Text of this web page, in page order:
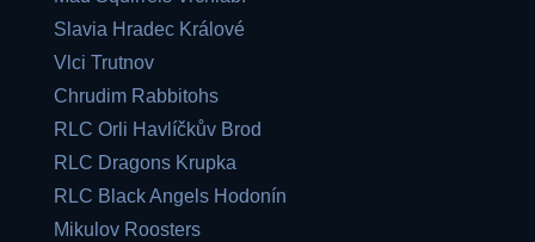
Slavia Hradec Králové
Vlci Trutnov
Chrudim Rabbitohs
RLC Orli Havlíčkův Brod
RLC Dragons Krupka
RLC Black Angels Hodonín
Mikulov Roosters